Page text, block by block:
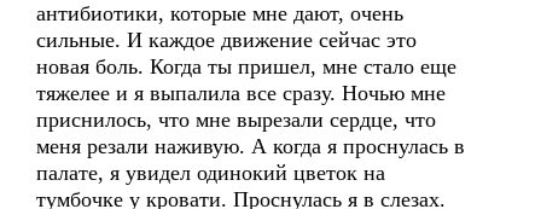
антибиотики, которые мне дают, очень
сильные. И каждое движение сейчас это
новая боль. Когда ты пришел, мне стало еще
тяжелее и я выпалила все сразу. Ночью мне
приснилось, что мне вырезали сердце, что
меня резали наживую. А когда я проснулась в
палате, я увидел одинокий цветок на
тумбочке у кровати. Проснулась я в слезах.